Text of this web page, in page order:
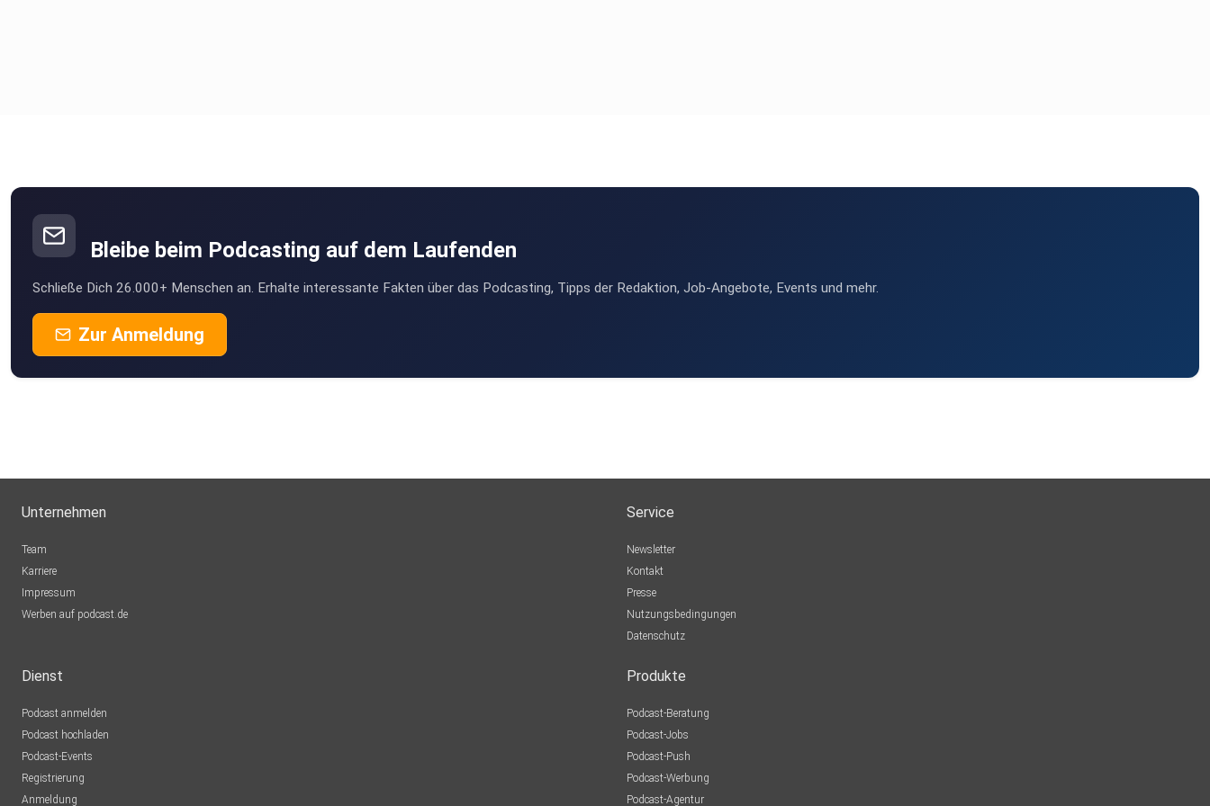
Bleibe beim Podcasting auf dem Laufenden
Schließe Dich 26.000+ Menschen an. Erhalte interessante Fakten über das Podcasting, Tipps der Redaktion, Job-Angebote, Events und mehr.
Zur Anmeldung
Unternehmen
Team
Karriere
Impressum
Werben auf podcast.de
Service
Newsletter
Kontakt
Presse
Nutzungsbedingungen
Datenschutz
Dienst
Podcast anmelden
Podcast hochladen
Podcast-Events
Registrierung
Anmeldung
Produkte
Podcast-Beratung
Podcast-Jobs
Podcast-Push
Podcast-Werbung
Podcast-Agentur